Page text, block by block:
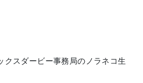
クスダービー事務局のノラネコ生